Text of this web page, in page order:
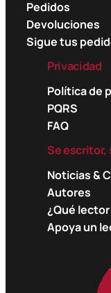
Pedidos
Devoluciones
Sigue tus
Privacidad
Política de
PQRS
FAQ
Se escritor,
Noticias &
Autores
¿Qué
Apoya un